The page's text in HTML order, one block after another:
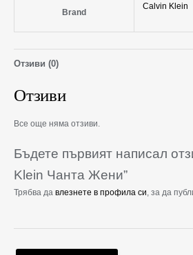
Brand
Calvin Klein
Отзиви (0)
Отзиви
Все още няма отзиви.
Бъдете първият написал
Klein Чанта Жени”
Трябва да влезнете в профила си , за да